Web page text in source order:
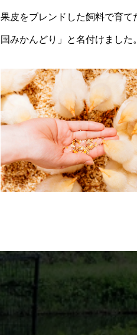
果皮をブレンドした飼料で育て
国みかんどり」と名付けました。